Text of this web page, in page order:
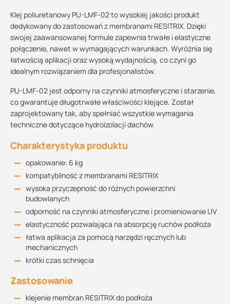
Klej poliuretanowy PU-LMF-02 to wysokiej jakości produkt
dedykowany do zastosowań z membranami RESITRIX. Dzięki
swojej zaawansowanej formule zapewnia trwałe i elastyczne
połączenie, nawet w wymagających warunkach. Wyróżnia się
łatwością aplikacji oraz wysoką wydajnością, co czyni go
idealnym rozwiązaniem dla profesjonalistów.
PU-LMF-02 jest odporny na czynniki atmosferyczne i starzenie,
co gwarantuje długotrwałe właściwości klejące. Został
zaprojektowany tak, aby spełniać wszystkie wymagania
techniczne dotyczące hydroizolacji dachów.
Charakterystyka produktu
opakowanie: 6 kg
kompatybilność z membranami RESITRIX
wysoka przyczepność do różnych powierzchni
budowlanych
odporność na czynniki atmosferyczne i promieniowanie UV
elastyczność pozwalająca na absorpcję ruchów podłoża
łatwa aplikacja za pomocą narzędzi ręcznych lub
mechanicznych
krótki czas schnięcia
Zastosowanie
klejenie membran RESITRIX do podłoża